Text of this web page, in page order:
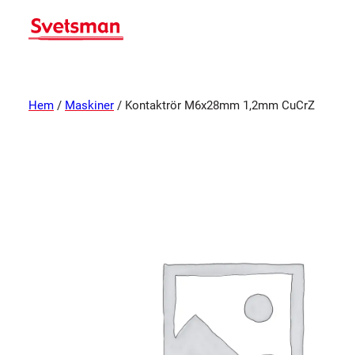
Hem / Maskiner / Kontaktrör M6x28mm 1,2mm CuCrZ